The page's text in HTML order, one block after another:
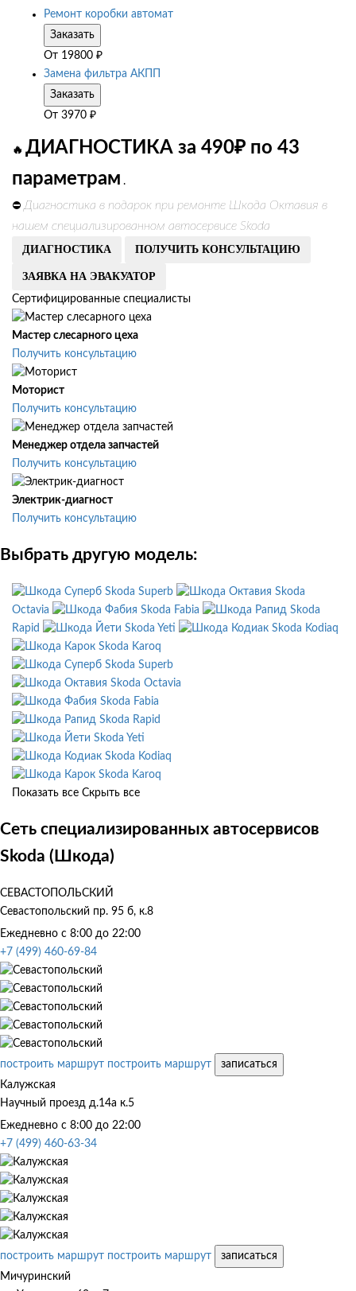
Ремонт коробки автомат
Заказать
От 19800 ₽
Замена фильтра АКПП
Заказать
От 3970 ₽
🔥 ДИАГНОСТИКА за 490₽ по 43
параметрам .
⛔ Диагностика в подарок при ремонте Шкода Октавия в
нашем специализированном автосервисе Skoda
ДИАГНОСТИКА ПОЛУЧИТЬ КОНСУЛЬТАЦИЮ
ЗАЯВКА НА ЭВАКУАТОР
Сертифицированные специалисты
Мастер слесарного цеха
Получить консультацию
Моторист
Получить консультацию
Менеджер отдела запчастей
Получить консультацию
Электрик-диагност
Получить консультацию
Выбрать другую модель:
Skoda Superb
Skoda
Octavia
Skoda Fabia
Skoda
Rapid
Skoda Yeti
Skoda Kodiaq
Skoda Karoq
Skoda Superb
Skoda Octavia
Skoda Fabia
Skoda Rapid
Skoda Yeti
Skoda Kodiaq
Skoda Karoq
Показать все Скрыть все
Сеть специализированных автосервисов
Skoda (Шкода)
СЕВАСТОПОЛЬСКИЙ
Севастопольский пр. 95 б, к.8
Ежедневно с 8:00 до 22:00
+7 (499) 460-69-84
построить маршрут построить маршрут
записаться
Калужская
Научный проезд д.14а к.5
Ежедневно с 8:00 до 22:00
+7 (499) 460-63-34
построить маршрут построить маршрут
записаться
Мичуринский